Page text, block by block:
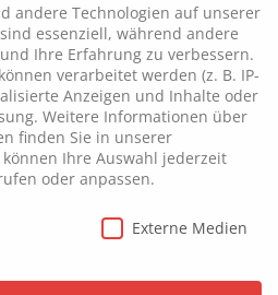
andere Technologien auf unserer
essenziell, während andere
Ihre Erfahrung zu verbessern.
verarbeitet werden (z. B. IP-
Anzeigen und Inhalte oder
Weitere Informationen über
finden Sie in unserer
können Ihre Auswahl jederzeit
oder anpassen.
Externe Medien